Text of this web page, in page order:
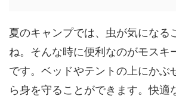
夏のキャンプでは、虫が気になる
ね。そんな時に便利なのがモスキ
です。ベッドやテントの上にかぶ
ら身を守ることができます。快適